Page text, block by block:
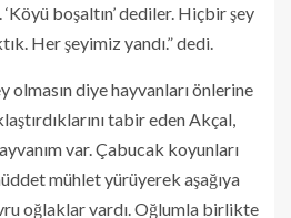
boşaltın’ dediler. Hiçbir şey
Her şeyimiz yandı.” dedi.
olmasın diye hayvanları önlerine
tabir eden Akçal,
var. Çabucak koyunları
mühlet yürüyerek aşağıya
oğlaklar vardı. Oğlumla birlikte